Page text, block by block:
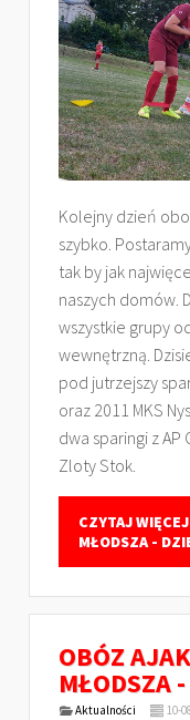
Kolejny dzień
szybko.
tak by jak
naszych domów.
wszystkie grupy
wewnętrzną.
pod jutrzejszy
oraz 2011 MKS
dwa sparingi z AP
Zloty Stok.
CZYTAJ
MŁODSZA -
OBÓZ
MŁODSZA
Aktualności 10-